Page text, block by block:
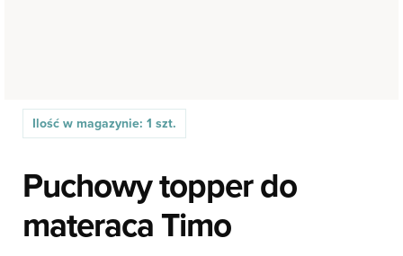
Ilość w magazynie: 1 szt.
Puchowy topper do
materaca Timo